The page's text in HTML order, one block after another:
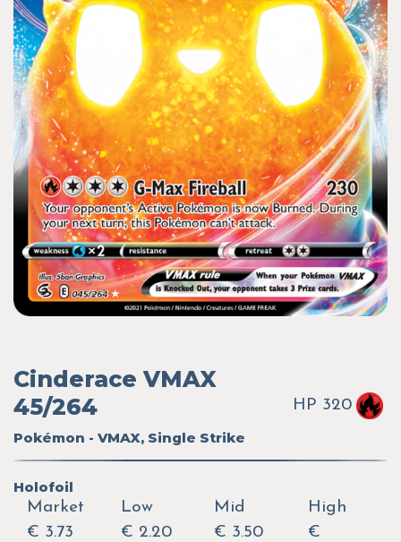
Cinderace VMAX
45/264
Pokémon - VMAX, Single Strike
HP 320
Holofoil
Market
€ 3.73
Low
€ 2.20
Mid
€ 3.50
High
€